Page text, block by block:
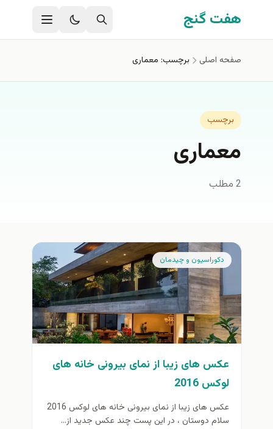
رفتن به محتوای اصلی
هفت گنج
صفحه اصلی برچسب: معماری
برچسب
معماری
2 مطلب
دكوراسيون و چيدمان
عکس های زیبا از نمای بیرونی خانه های
لوکس 2016
عکس های زیبا از نمای بیرونی خانه های لوکس 2016
سلام دوستان ، در این پست چند عکس جدید از...